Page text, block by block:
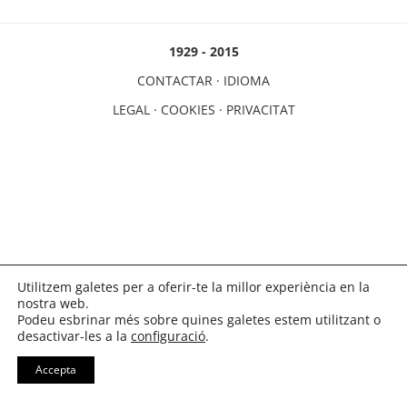
1929 - 2015
CONTACTAR · IDIOMA
LEGAL· COOKIES · PRIVACITAT
Utilitzem galetes per a oferir-te la millor experiència en la
nostra web.
Podeu esbrinar més sobre quines galetes estem utilitzant o
desactivar-les a la configuració.
Accepta